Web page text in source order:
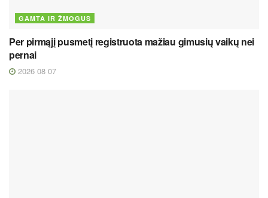
GAMTA IR ŽMOGUS
Per pirmąjį pusmetį registruota mažiau gimusių vaikų nei
pernai
2026 08 07